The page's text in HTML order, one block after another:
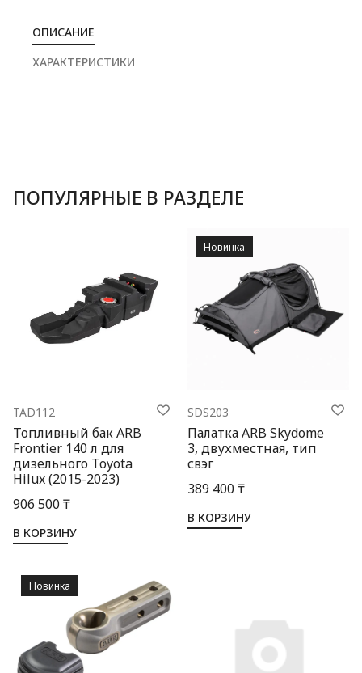
ОПИСАНИЕ
ХАРАКТЕРИСТИКИ
ПОПУЛЯРНЫЕ В РАЗДЕЛЕ
TAD112
Топливный бак ARB
Frontier 140 л для
дизельного Toyota
Hilux (2015-2023)
906 500 ₸
В КОРЗИНУ
SDS203
Палатка ARB Skydome
3, двухместная, тип
свэг
389 400 ₸
В КОРЗИНУ
Новинка
Новинка